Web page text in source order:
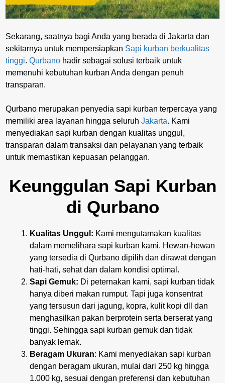
Sekarang, saatnya bagi Anda yang berada di Jakarta dan
sekitarnya untuk mempersiapkan Sapi kurban berkualitas
tinggi. Qurbano hadir sebagai solusi terbaik untuk
memenuhi kebutuhan kurban Anda dengan penuh
transparan.
Qurbano merupakan penyedia sapi kurban terpercaya yang
memiliki area layanan hingga seluruh Jakarta. Kami
menyediakan sapi kurban dengan kualitas unggul,
transparan dalam transaksi dan pelayanan yang terbaik
untuk memastikan kepuasan pelanggan.
Keunggulan Sapi Kurban
di Qurbano
Kualitas Unggul: Kami mengutamakan kualitas
dalam memelihara sapi kurban kami. Hewan-hewan
yang tersedia di Qurbano dipilih dan dirawat dengan
hati-hati, sehat dan dalam kondisi optimal.
Sapi Gemuk: Di peternakan kami, sapi kurban tidak
hanya diberi makan rumput. Tapi juga konsentrat
yang tersusun dari jagung, kopra, kulit kopi dll dan
menghasilkan pakan berprotein serta berserat yang
tinggi. Sehingga sapi kurban gemuk dan tidak
banyak lemak.
Beragam Ukuran: Kami menyediakan sapi kurban
dengan beragam ukuran, mulai dari 250 kg hingga
1.000 kg, sesuai dengan preferensi dan kebutuhan